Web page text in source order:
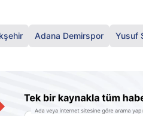
Adana Demirspor Yusuf